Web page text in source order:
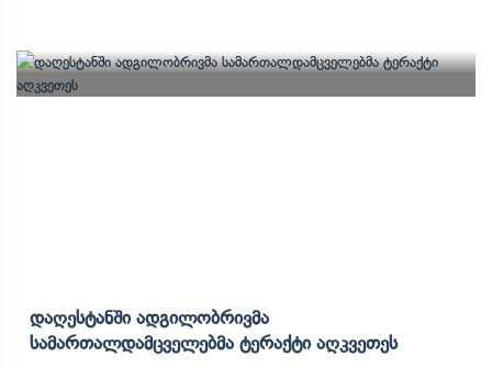
Დაღესტანში Ადგილობრივმა
Სამართალდამცველებმა Ტერაქტი Აღკვეთეს